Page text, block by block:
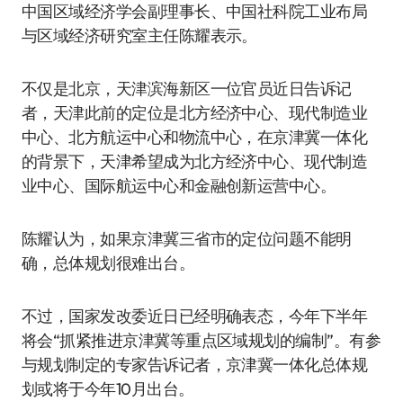
中国区域经济学会副理事长、中国社科院工业布局
与区域经济研究室主任陈耀表示。
不仅是北京，天津滨海新区一位官员近日告诉记
者，天津此前的定位是北方经济中心、现代制造业
中心、北方航运中心和物流中心，在京津冀一体化
的背景下，天津希望成为北方经济中心、现代制造
业中心、国际航运中心和金融创新运营中心。
陈耀认为，如果京津冀三省市的定位问题不能明
确，总体规划很难出台。
不过，国家发改委近日已经明确表态，今年下半年
将会“抓紧推进京津冀等重点区域规划的编制”。有参
与规划制定的专家告诉记者，京津冀一体化总体规
划或将于今年10月出台。